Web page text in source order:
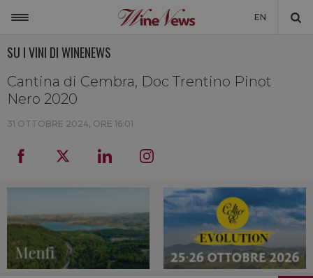
EN
MONDO
LA CANTINA DI WINENEWS
DICONO DI NOI
WINENEWS TV
SU I VINI DI WINENEWS
Cantina di Cembra, Doc Trentino Pinot
Nero 2020
31 OTTOBRE 2024, ORE 16:01